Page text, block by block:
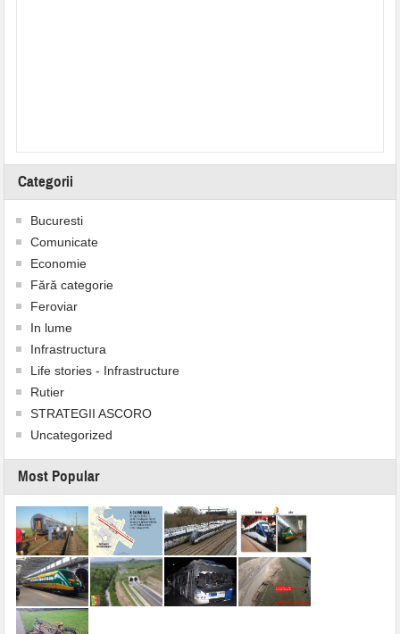
Categorii
Bucuresti
Comunicate
Economie
Fără categorie
Feroviar
In lume
Infrastructura
Life stories - Infrastructure
Rutier
STRATEGII ASCORO
Uncategorized
Most Popular